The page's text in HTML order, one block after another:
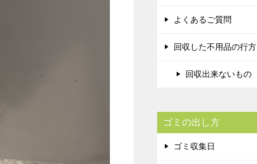
よくあるご質問
回収した不用品の行方
回収出来ないもの
ゴミの出し方
ゴミ収集日